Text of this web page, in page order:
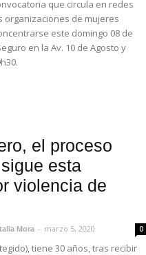
que circula en redes
organizaciones de mujeres
este domingo 08 de
en la Av. 10 de Agosto y
el proceso
esta
violencia de
Mora - marzo 5, 2020 0
tiene 30 años, tras recibir